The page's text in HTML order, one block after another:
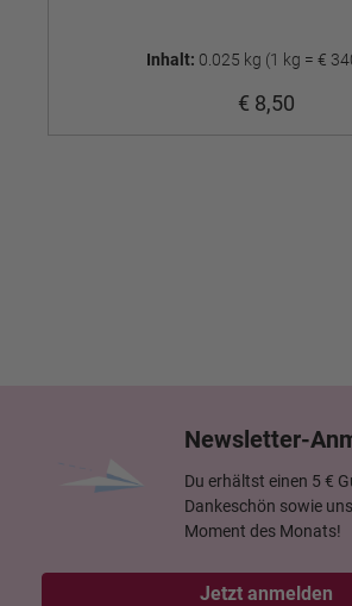
Inhalt: 0.025 kg (1 kg = €
€ 8,50
Newsletter-
Du erhältst einen 5 €
Dankeschön sowie
Moment des Monats!
Jetzt anmelden